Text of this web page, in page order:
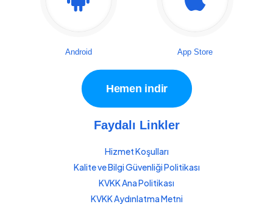
Android App Store
Hemen indir
Faydalı Linkler
Hizmet Koşulları
Kalite ve Bilgi Güvenliği Politikası
KVKK Ana Politikası
KVKK Aydınlatma Metni